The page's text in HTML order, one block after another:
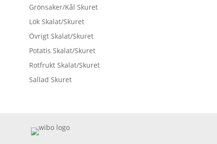
Grönsaker/Kål Skuret
Lök Skalat/Skuret
Övrigt Skalat/Skuret
Potatis Skalat/Skuret
Rotfrukt Skalat/Skuret
Sallad Skuret